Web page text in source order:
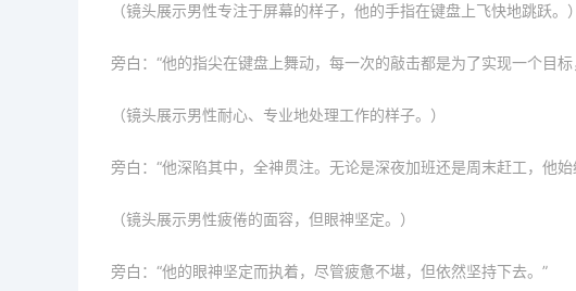
（镜头展示男性专注于屏幕的样子，他的手指在键盘上飞快地跳跃。）
旁白：“他的指尖在键盘上舞动，每一次的敲击都是为了实现一个目
（镜头展示男性耐心、专业地处理工作的样子。）
旁白：“他深陷其中，全神贯注。无论是深夜加班还是周末赶工，他
（镜头展示男性疲倦的面容，但眼神坚定。）
旁白：“他的眼神坚定而执着，尽管疲惫不堪，但依然坚持下去。”